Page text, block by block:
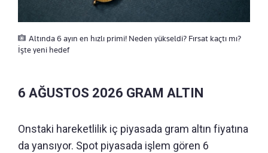
Altında 6 ayın en hızlı primi! Neden yükseldi? Fırsat kaçtı mı?
İşte yeni hedef
6 AĞUSTOS 2026 GRAM ALTIN
Onstaki hareketlilik iç piyasada gram altın fiyatına
da yansıyor. Spot piyasada işlem gören 6